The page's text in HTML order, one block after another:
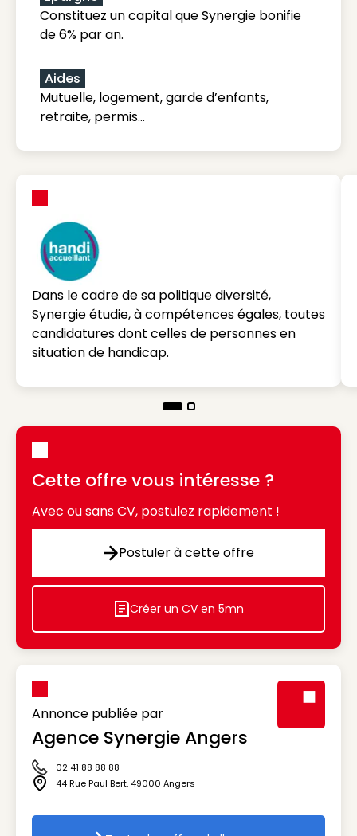
Constituez un capital que Synergie bonifie
de 6% par an.
Aides
Mutuelle, logement, garde d’enfants,
retraite, permis…
Dans le cadre de sa politique diversité,
Synergie étudie, à compétences égales, toutes
candidatures dont celles de personnes en
situation de handicap.
Cette offre vous intéresse ?
Avec ou sans CV, postulez rapidement !
Postuler à cette offre
Postuler à cette offre
Icon decorative
Créer un CV en 5mn
Annonce publiée par
Agence Synergie Angers
Icône téléphone
02 41 88 88 88
Icône adresse
44 Rue Paul Bert, 49000 Angers